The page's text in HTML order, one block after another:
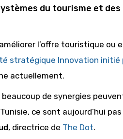
du tourisme et
l’offre touristique ou
stratégique Innovation initié
actuellement.
de synergies
ce sont aujourd’hui
, directrice de The Dot.